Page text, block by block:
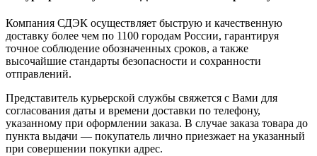
Компания СДЭК осуществляет быструю и качественную
доставку более чем по 1100 городам России, гарантируя
точное соблюдение обозначенных сроков, а также
высочайшие стандарты безопасности и сохранности
отправлений.
Представитель курьерской службы свяжется с Вами для
согласования даты и времени доставки по телефону,
указанному при оформлении заказа. В случае заказа товара до
пункта выдачи — покупатель лично приезжает на указанный
при совершении покупки адрес.